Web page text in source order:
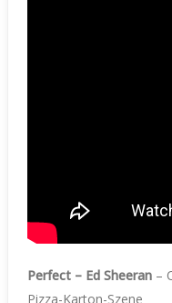
Perfect – Ed Sheeran –
Pizza-Karton-Szene